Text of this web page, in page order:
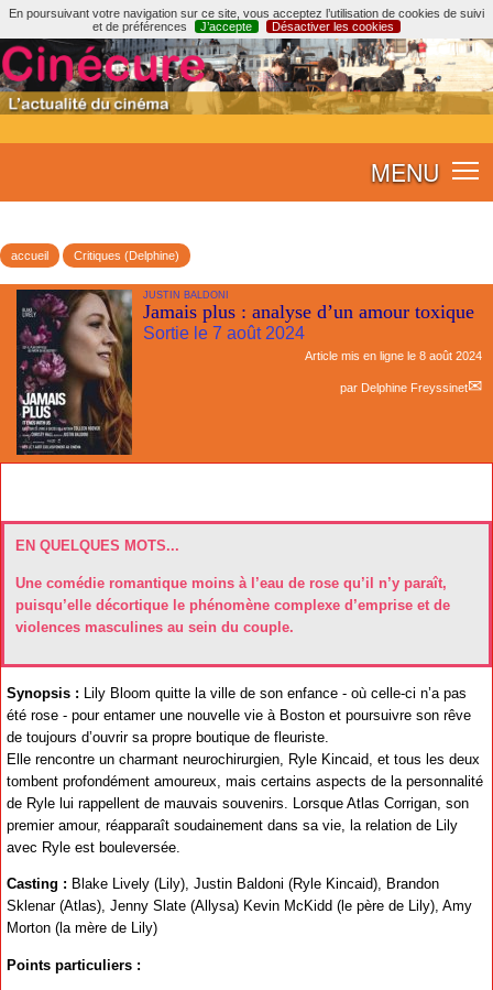
En poursuivant votre navigation sur ce site, vous acceptez l’utilisation de cookies de suivi
et de préférences
J’accepte Désactiver les cookies
MENU
accueil Critiques (Delphine)
JUSTIN BALDONI
Jamais plus : analyse d’un amour toxique
Sortie le 7 août 2024
Article mis en ligne le 8 août 2024
par Delphine Freyssinet
EN QUELQUES MOTS...
Une comédie romantique moins à l’eau de rose qu’il n’y paraît,
puisqu’elle décortique le phénomène complexe d’emprise et de
violences masculines au sein du couple.
Synopsis : Lily Bloom quitte la ville de son enfance - où celle-ci n’a pas
été rose - pour entamer une nouvelle vie à Boston et poursuivre son rêve
de toujours d’ouvrir sa propre boutique de fleuriste.
Elle rencontre un charmant neurochirurgien, Ryle Kincaid, et tous les deux
tombent profondément amoureux, mais certains aspects de la personnalité
de Ryle lui rappellent de mauvais souvenirs. Lorsque Atlas Corrigan, son
premier amour, réapparaît soudainement dans sa vie, la relation de Lily
avec Ryle est bouleversée.
Casting : Blake Lively (Lily), Justin Baldoni (Ryle Kincaid), Brandon
Sklenar (Atlas), Jenny Slate (Allysa) Kevin McKidd (le père de Lily), Amy
Morton (la mère de Lily)
Points particuliers :